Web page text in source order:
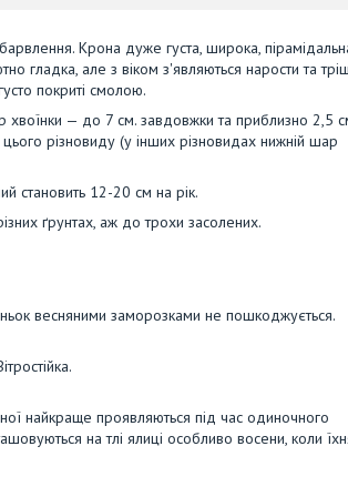
Крона дуже густа, широка,
гладка, але з віком з'являються нарости та
покриті смолою.
хвоїнки — до 7 см. завдовжки та приблизно 2,5
різновиду (у інших різновидах нижній шар
становить 12-20 см на рік.
ґрунтах, аж до трохи засолених.
весняними заморозками не пошкоджується.
найкраще проявляються під час одиночного
на тлі ялиці особливо восени, коли